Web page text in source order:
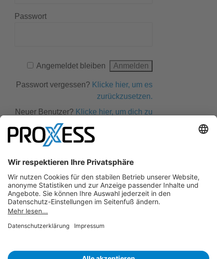
Passwort
Angemeldet bleiben
Passwort vergessen? Klicke hier, um es
zurückzusetzen.
Neuer Benutzer? Klicke hier, um dich zu
PROXESS und HABEL sind Marken der conrizon AG. conrizon
bietet etablierte Software-Produkte und Dienstleistungen für
verarbeitung, Vertragsmanagement sowie
passende Lösung. Für jede Branche und jede